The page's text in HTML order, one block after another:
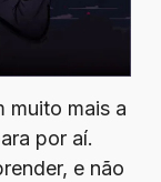
muito mais a
por aí.
e não